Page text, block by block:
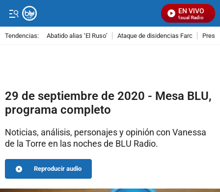
EN VIVO
Señal Visual Radio
Tendencias: Abatido alias ‘El Ruso’ Ataque de disidencias Farc
29 de septiembre de 2020 - Mesa BLU,
programa completo
Noticias, análisis, personajes y opinión con Vanessa
de la Torre en las noches de BLU Radio.
Reproducir audio